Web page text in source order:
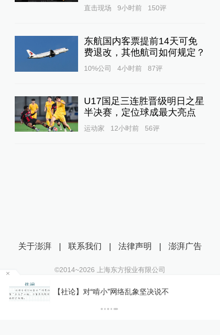
直击现场 9小时前 150评
东航国内客票提前14天可免
费退改，其他航司如何规定？
10%公司 4小时前 87评
U17国足三连胜晋级明日之星
半决赛，定位球成最大亮点
运动家 12小时前 56评
【社论】对“啃小”网络乱象坚决说不
关于澎湃 | 联系我们 | 法律声明 | 澎湃广告
©2014~2026 上海东方报业有限公司
互联网新闻信息服务许可证：31120170006
沪公网安备 31010602000299号